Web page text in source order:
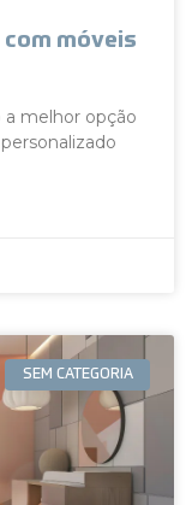
móveis
a melhor opção
SEM CATEGORIA